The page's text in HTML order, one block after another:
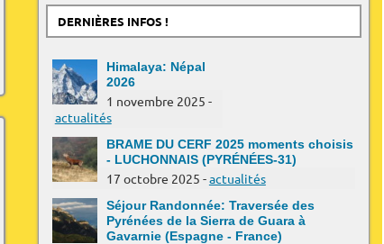
DERNIÈRES INFOS !
Himalaya: Népal
2026
1 novembre 2025 -
actualités
BRAME DU CERF 2025 moments choisis
- LUCHONNAIS (PYRÉNÉES-31)
17 octobre 2025 -actualités
Séjour Randonnée: Traversée des
Pyrénées de la Sierra de Guara à
Gavarnie (Espagne - France)